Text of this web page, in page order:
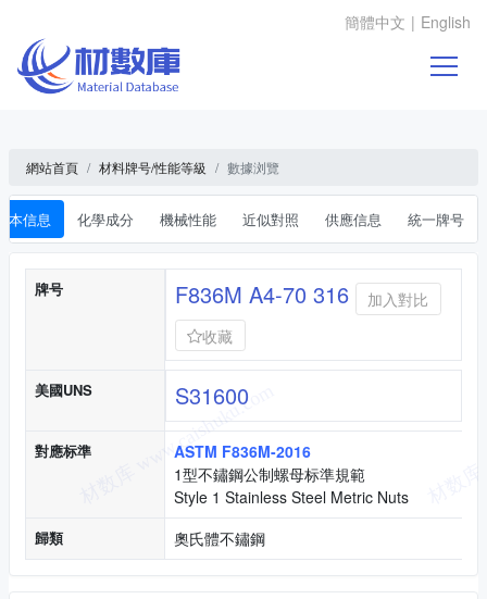
簡體中文 | English
網站首頁 材料牌号/性能等級 數據浏覽
本信息 化學成分 機械性能 近似對照 供應信息 統一牌号
基本信息
牌号 F836M A4-70 316
加入對比
收藏
美國UNS S31600
對應标準
ASTM F836M-2016
1型不鏽鋼公制螺母标準規範
Style 1 Stainless Steel Metric Nuts
歸類 奧氏體不鏽鋼